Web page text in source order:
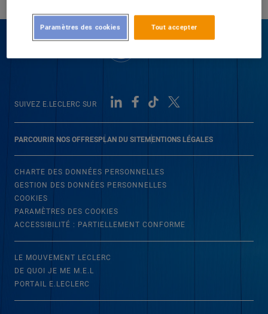
PARCOURIR NOS OFFRESPLAN DU SITEMENTIONS LÉGALES
SUIVEZ E.LECLERC SUR
CHARTE DES DONNÉES PERSONNELLES
GESTION DES DONNÉES PERSONNELLES
COOKIES
PARAMÈTRES DES COOKIES
ACCESSIBILITÉ : PARTIELLEMENT CONFORME
LE MOUVEMENT LECLERC
DE QUOI JE ME M.E.L
PORTAIL E.LECLERC
Tout accepter
Paramètres des cookies